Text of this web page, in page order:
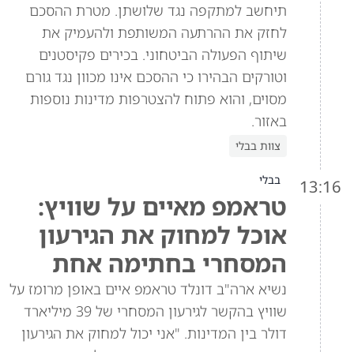
תיחשב למתקפה נגד שלושתן. מטרת ההסכם
לחזק את ההרתעה המשותפת ולהעמיק את
שיתוף הפעולה הביטחוני. בכירים פקיסטנים
וטורקים הבהירו כי ההסכם אינו מכוון נגד גורם
מסוים, והוא פתוח להצטרפות מדינות נוספות
באזור.
צוות בבלי
13:16 בבלי
טראמפ מאיים על שוויץ:
אוכל למחוק את הגירעון
המסחרי בחתימה אחת
נשיא ארה"ב דונלד טראמפ איים באופן מרומז על
שוויץ בהקשר לגירעון המסחרי של 39 מיליארד
דולר בין המדינות. "אני יכול למחוק את הגירעון